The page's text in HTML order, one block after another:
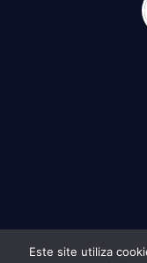
Este site utiliza